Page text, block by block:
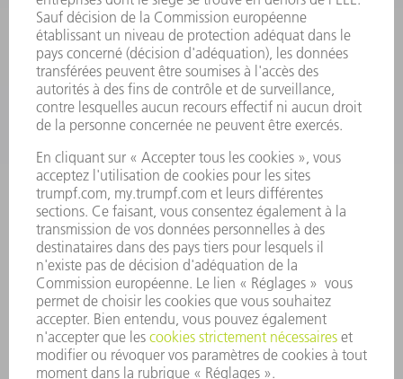
SERVICES
APPLICATIONS
SECTEURS D'ACTIVITÉ
ENTREPRISE
CARRIÈRE
OFFRES
PROFIL DE L'ENTREPRISE
CONSEIL D'ADMINISTRATION
RAPPORT ANNUEL
PRINCIPES FONDAMENTAUX DE L'ENTREPRISE
CONFORMITÉ
SYSTÈME D'ALERTE
SÉCURITÉ
COMMUNIQUÉS DE PRESSE
MAGAZINE
DURABILITÉ
ENVIRONNEMENT ET CLIMAT
SOCIAL ET SOCIÉTÉ
GESTION D'ENTREPRISE